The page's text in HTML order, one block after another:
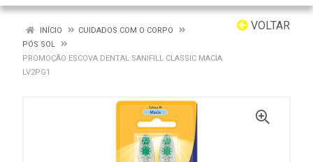
VOLTAR
INÍCIO
CUIDADOS COM O CORPO
PÓS SOL
PROMOÇÃO ESCOVA DENTAL SANIFILL CLASSIC MACIA
LV2PG1